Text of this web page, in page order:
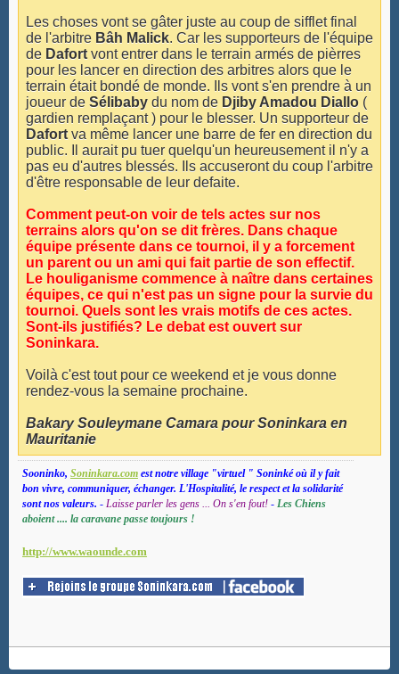
Les choses vont se gâter juste au coup de sifflet final
de l'arbitre Bâh Malick. Car les supporteurs de l'équipe
de Dafort vont entrer dans le terrain armés de pièrres
pour les lancer en direction des arbitres alors que le
terrain était bondé de monde. Ils vont s'en prendre à un
joueur de Sélibaby du nom de Djiby Amadou Diallo (
gardien remplaçant ) pour le blesser. Un supporteur de
Dafort va même lancer une barre de fer en direction du
public. Il aurait pu tuer quelqu'un heureusement il n'y a
pas eu d'autres blessés. Ils accuseront du coup l'arbitre
d'être responsable de leur defaite.
Comment peut-on voir de tels actes sur nos
terrains alors qu'on se dit frères. Dans chaque
équipe présente dans ce tournoi, il y a forcement
un parent ou un ami qui fait partie de son effectif.
Le houliganisme commence à naître dans certaines
équipes, ce qui n'est pas un signe pour la survie du
tournoi. Quels sont les vrais motifs de ces actes.
Sont-ils justifiés? Le debat est ouvert sur
Soninkara.
Voilà c'est tout pour ce weekend et je vous donne
rendez-vous la semaine prochaine.
Bakary Souleymane Camara pour Soninkara en
Mauritanie
Sooninko, Soninkara.com est notre village "virtuel " Soninké où il y fait
bon vivre, communiquer, échanger. L'Hospitalité, le respect et la solidarité
sont nos valeurs. - Laisse parler les gens ... On s'en fout! - Les Chiens
aboient .... la caravane passe toujours !
http://www.waounde.com